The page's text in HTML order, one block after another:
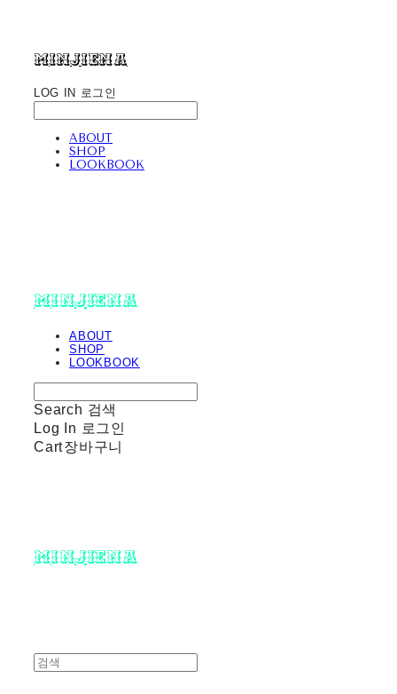
minjiena
LOG IN 로그인
ABOUT
SHOP
LOOKBOOK
minjiena
ABOUT
SHOP
LOOKBOOK
Search 검색
Log In 로그인
Cart장바구니
minjiena